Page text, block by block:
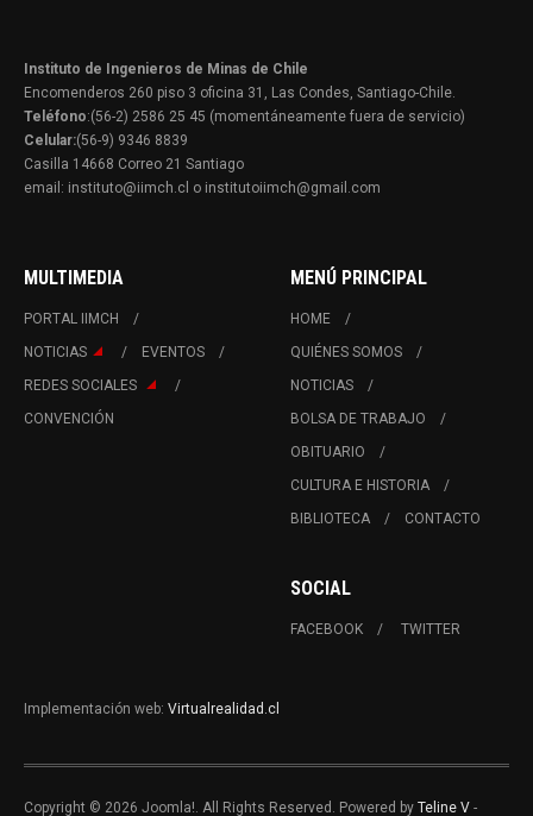
Instituto de Ingenieros de Minas de Chile
Encomenderos 260 piso 3 oficina 31, Las Condes, Santiago-Chile.
Teléfono:(56-2) 2586 25 45 (momentáneamente fuera de servicio)
Celular:(56-9) 9346 8839
Casilla 14668 Correo 21 Santiago
email: instituto@iimch.cl o institutoiimch@gmail.com
MULTIMEDIA
PORTAL IIMCH
NOTICIAS
EVENTOS
REDES SOCIALES
CONVENCIÓN
MENÚ PRINCIPAL
HOME
QUIÉNES SOMOS
NOTICIAS
BOLSA DE TRABAJO
OBITUARIO
CULTURA E HISTORIA
BIBLIOTECA
CONTACTO
SOCIAL
FACEBOOK TWITTER
Implementación web: Virtualrealidad.cl
Copyright © 2026 Joomla!. All Rights Reserved. Powered by Teline V -